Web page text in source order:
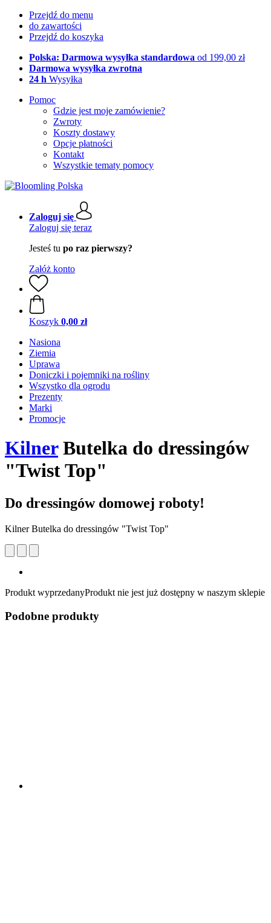
Przejdź do menu
do zawartości
Przejdź do koszyka
Polska: Darmowa wysyłka standardowa od 199,00 zł
Darmowa wysyłka zwrotna
24 h Wysyłka
Pomoc
Gdzie jest moje zamówienie?
Zwroty
Koszty dostawy
Opcje płatności
Kontakt
Wszystkie tematy pomocy
Zaloguj się
Zaloguj się teraz
Jesteś tu po raz pierwszy?
Załóż konto
Koszyk 0,00 zł
Nasiona
Ziemia
Uprawa
Doniczki i pojemniki na rośliny
Wszystko dla ogrodu
Prezenty
Marki
Promocje
KilnerButelka do dressingów
"Twist Top"
Do dressingów domowej roboty!
Kilner Butelka do dressingów "Twist Top"
Produkt wyprzedanyProdukt nie jest już dostępny w naszym sklepie
Podobne produkty